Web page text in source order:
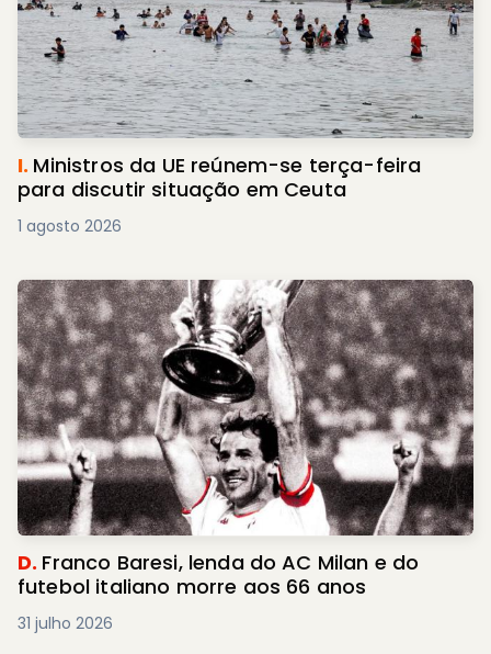
I. Ministros da UE reúnem-se terça-feira
para discutir situação em Ceuta
1 agosto 2026
D. Franco Baresi, lenda do AC Milan e do
futebol italiano morre aos 66 anos
31 julho 2026